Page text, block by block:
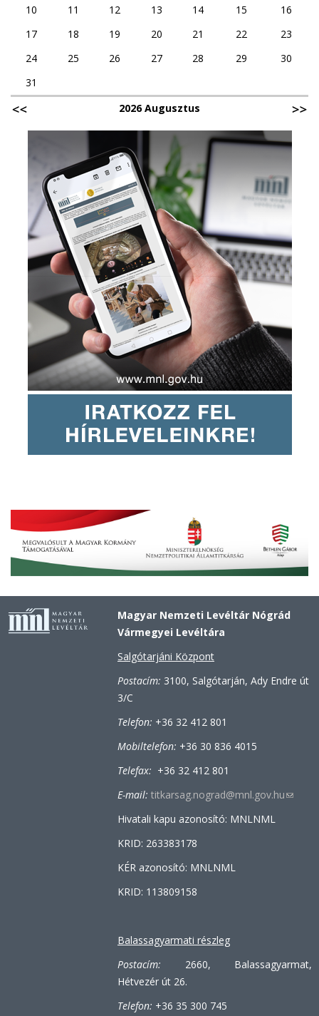
10
11 12 13 14 15
16
17
18 19 20 21 22
23
24
25 26 27 28 29
30
31
2026 Augusztus
Magyar Nemzeti Levéltár Nógrád
Vármegyei Levéltára
Salgótarjáni Központ
Postacím: 3100, Salgótarján, Ady Endre út
3/C
Telefon: +36 32 412 801
Mobiltelefon: +36 30 836 4015
Telefax: +36 32 412 801
E-mail: titkarsag.nograd@mnl.gov.hu(link
Hivatali kapu azonosító: MNLNML
KRID: 263383178
KÉR azonosító: MNLNML
KRID: 113809158
Balassagyarmati részleg
Postacím: 2660, Balassagyarmat,
Hétvezér út 26.
Telefon: +36 35 300 745